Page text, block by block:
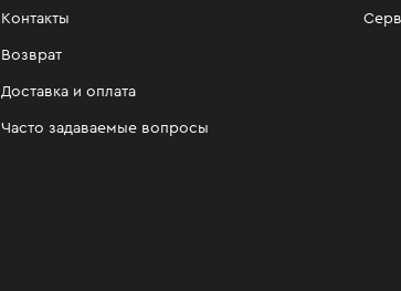
Контакты
Возврат
Доставка и оплата
Часто задаваемые вопросы